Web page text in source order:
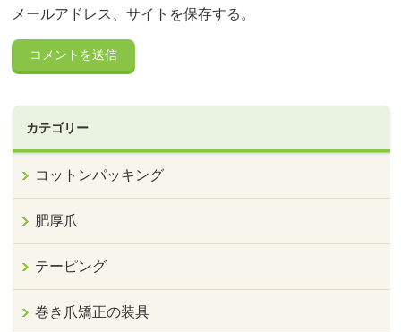
メールアドレス、サイトを保存する。
カテゴリー
コットンパッキング
肥厚爪
テーピング
巻き爪矯正の装具